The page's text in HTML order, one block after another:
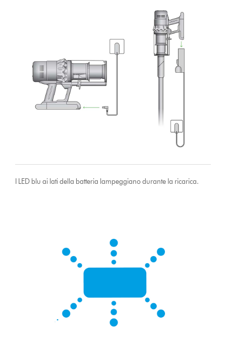
I LED blu ai lati della batteria lampeggiano durante la ricarica.